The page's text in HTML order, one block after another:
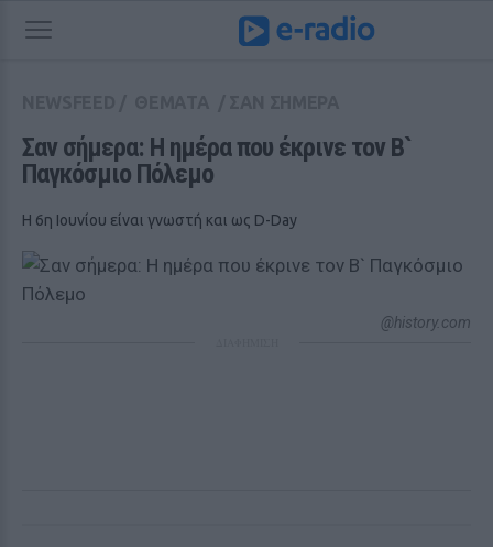
Σαν σήμερα: Η ημέρα που έκρινε τον Β`
Παγκόσμιο Πόλεμο
Η 6η Ιουνίου είναι γνωστή και ως D-Day
@history.com